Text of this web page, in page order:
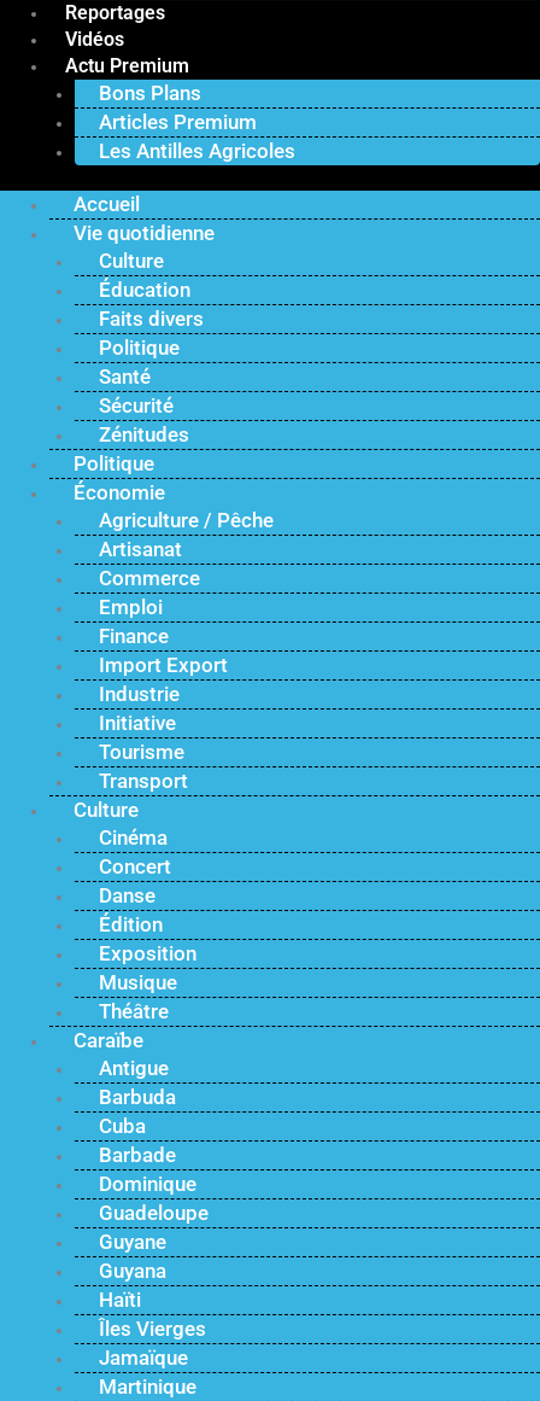
Reportages
Vidéos
Actu Premium
Bons Plans
Articles Premium
Les Antilles Agricoles
Accueil
Vie quotidienne
Culture
Éducation
Faits divers
Politique
Santé
Sécurité
Zénitudes
Politique
Économie
Agriculture / Pêche
Artisanat
Commerce
Emploi
Finance
Import Export
Industrie
Initiative
Tourisme
Transport
Culture
Cinéma
Concert
Danse
Édition
Exposition
Musique
Théâtre
Caraïbe
Antigue
Barbuda
Cuba
Barbade
Dominique
Guadeloupe
Guyane
Guyana
Haïti
Îles Vierges
Jamaïque
Martinique